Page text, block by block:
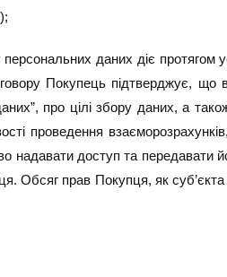
даних діє протягом
Покупець підтверджує, що
про цілі збору даних, а
проведення
доступ та передавати
Обсяг прав Покупця, як